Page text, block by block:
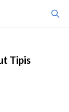
Tipis